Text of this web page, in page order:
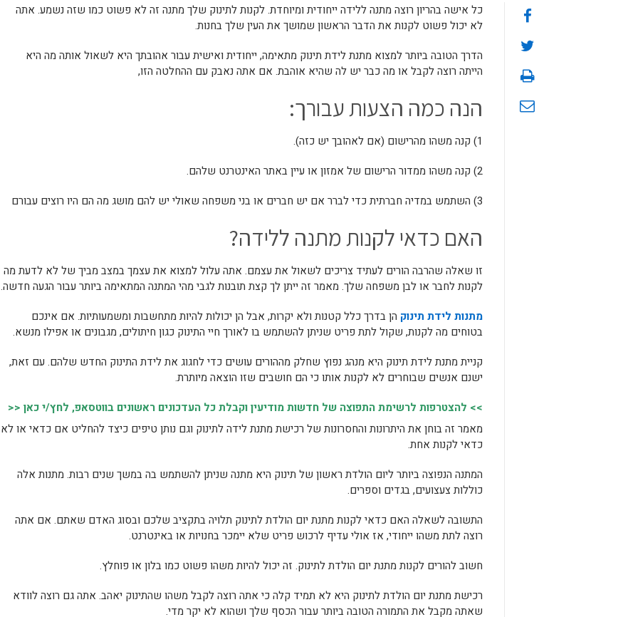
כל אישה בהריון רוצה מתנה ללידה ייחודית ומיוחדת. לקנות לתינוק שלך מתנה זה לא פשוט כמו שזה נשמע. אתה
לא יכול פשוט לקנות את הדבר הראשון שמושך את העין שלך בחנות.
הדרך הטובה ביותר למצוא מתנת לידת תינוק מתאימה, ייחודית ואישית עבור אהובתך היא לשאול אותה מה היא
הייתה רוצה לקבל או מה כבר יש לה שהיא אוהבת. אם אתה נאבק עם ההחלטה הזו,
הנה כמה הצעות עבורך:
1) קנה משהו מהרישום (אם לאהובך יש כזה).
2) קנה משהו ממדור הרישום של אמזון או עיין באתר האינטרנט שלהם.
3) השתמש במדיה חברתית כדי לברר אם יש חברים או בני משפחה שאולי יש להם מושג מה הם היו רוצים עבורם
האם כדאי לקנות מתנה ללידה?
זו שאלה שהרבה הורים לעתיד צריכים לשאול את עצמם. אתה עלול למצוא את עצמך במצב מביך של לא לדעת מה
לקנות לחבר או לבן משפחה שלך. מאמר זה ייתן לך קצת תובנות לגבי מהי המתנה המתאימה ביותר עבור הגעה חדשה.
מתנות לידת תינוק הן בדרך כלל קטנות ולא יקרות, אבל הן יכולות להיות מתחשבות ומשמעותיות. אם אינכם
בטוחים מה לקנות, שקול לתת פריט שניתן להשתמש בו לאורך חיי התינוק כגון חיתולים, מגבונים או אפילו מנשא.
קניית מתנת לידת תינוק היא מנהג נפוץ שחלק מההורים עושים כדי לחגוג את לידת התינוק החדש שלהם. עם זאת,
ישנם אנשים שבוחרים לא לקנות אותו כי הם חושבים שזו הוצאה מיותרת.
>> להצטרפות לרשימת התפוצה של חדשות מודיעין וקבלת כל העדכונים ראשונים בווטסאפ, לחץ/י כאן <<
מאמר זה בוחן את היתרונות והחסרונות של רכישת מתנת לידה לתינוק וגם נותן טיפים כיצד להחליט אם כדאי או לא
כדאי לקנות אחת.
המתנה הנפוצה ביותר ליום הולדת ראשון של תינוק היא מתנה שניתן להשתמש בה במשך שנים רבות. מתנות אלה
כוללות צעצועים, בגדים וספרים.
התשובה לשאלה האם כדאי לקנות מתנת יום הולדת לתינוק תלויה בתקציב שלכם ובסוג האדם שאתם. אם אתה
רוצה לתת משהו ייחודי, אז אולי עדיף לרכוש פריט שלא יימכר בחנויות או באינטרנט.
חשוב להורים לקנות מתנת יום הולדת לתינוק. זה יכול להיות משהו פשוט כמו בלון או פוחלץ.
רכישת מתנת יום הולדת לתינוק היא לא תמיד קלה כי אתה רוצה לקבל משהו שהתינוק יאהב. אתה גם רוצה לוודא
שאתה מקבל את התמורה הטובה ביותר עבור הכסף שלך ושהוא לא יקר מדי.